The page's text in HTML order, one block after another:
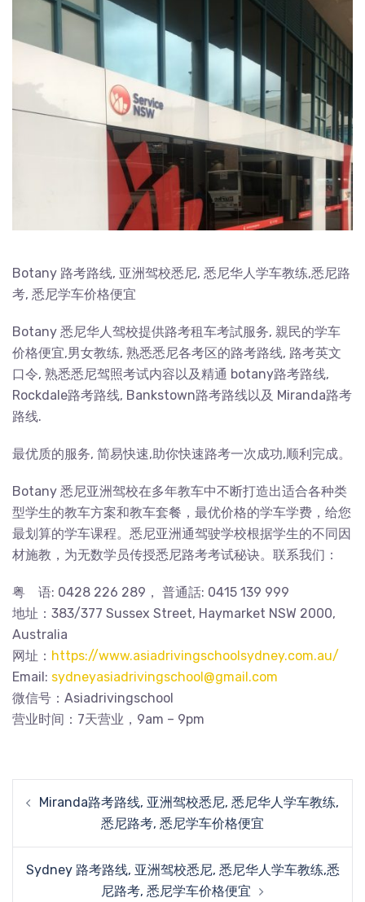
Botany 路考路线, 亚洲驾校悉尼, 悉尼华人学车教练,悉尼路
考, 悉尼学车价格便宜
Botany 悉尼华人驾校提供路考租车考試服务, 親民的学车
价格便宜,男女教练, 熟悉悉尼各考区的路考路线, 路考英文
口令, 熟悉悉尼驾照考试内容以及精通 botany路考路线,
Rockdale路考路线, Bankstown路考路线以及 Miranda路考
路线.
最优质的服务, 简易快速,助你快速路考一次成功,顺利完成。
Botany 悉尼亚洲驾校在多年教车中不断打造出适合各种类
型学生的教车方案和教车套餐，最优价格的学车学费，给您
最划算的学车课程。悉尼亚洲通驾驶学校根据学生的不同因
材施教，为无数学员传授悉尼路考考试秘诀。联系我们：
粤 语: 0428 226 289， 普通話: 0415 139 999
地址：383/377 Sussex Street, Haymarket NSW 2000,
Australia
网址： https://www.asiadrivingschoolsydney.com.au/
Email: sydneyasiadrivingschool@gmail.com
微信号：Asiadrivingschool
营业时间：7天营业，9am – 9pm
navigation
Miranda路考路线, 亚洲驾校悉尼, 悉尼华人学车教练,
悉尼路考, 悉尼学车价格便宜
Sydney 路考路线, 亚洲驾校悉尼, 悉尼华人学车教练,悉
尼路考, 悉尼学车价格便宜